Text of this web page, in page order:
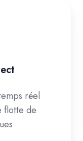
réel
flotte de